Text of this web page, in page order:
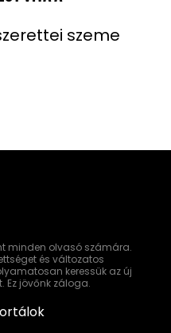
szeme
minden olvasó számára.
és változatos
keressük az új
Ez jövőnk záloga.